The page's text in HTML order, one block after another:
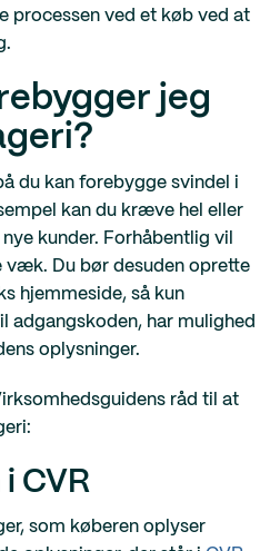
processen ved et køb ved at
jeg
du kan forebygge svindel i
kan du kræve hel eller
kunder. Forhåbentlig vil
Du bør desuden oprette
hjemmeside, så kun
adgangskoden, har mulighed
oplysninger.
råd til at
i CVR
som køberen oplyser